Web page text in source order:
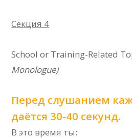
Секция 4
School or Training-Related
Monologue)
Перед слушанием
даётся 30-40 секунд.
В это время ты: